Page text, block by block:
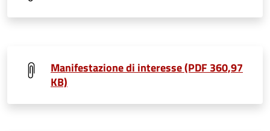
Manifestazione di interesse (PDF 360,97
KB)